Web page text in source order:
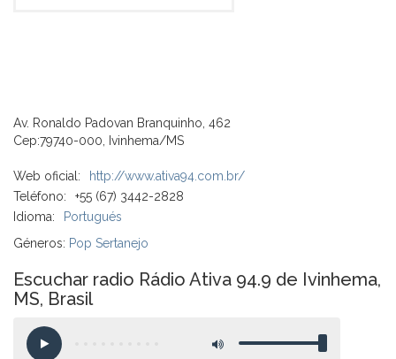
Av. Ronaldo Padovan Branquinho, 462
Cep:79740-000, Ivinhema/MS
Web oficial:
http://www.ativa94.com.br/
Teléfono:
+55 (67) 3442-2828
Idioma:
Portugués
Géneros: Pop Sertanejo
Escuchar radio Rádio Ativa 94.9 de Ivinhema,
MS, Brasil